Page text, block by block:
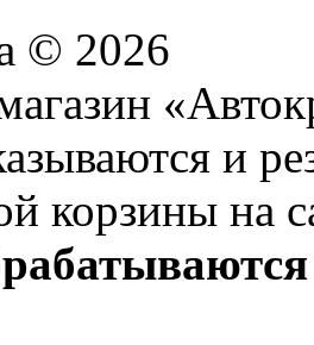
© 2026
и
корзины на